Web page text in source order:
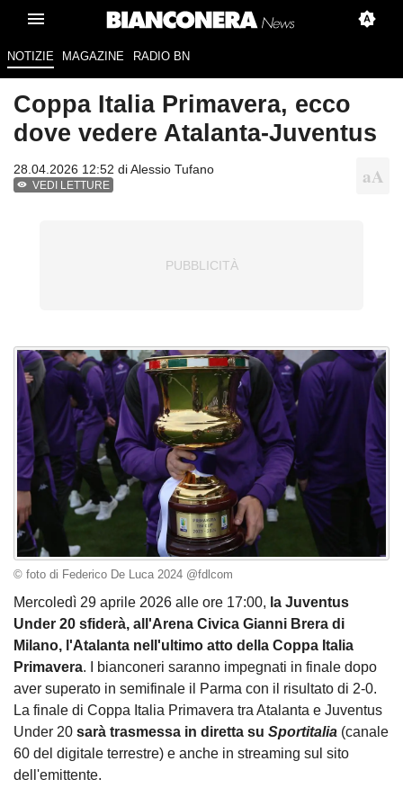
NOTIZIE MAGAZINE RADIO BN
Coppa Italia Primavera, ecco
dove vedere Atalanta-Juventus
28.04.2026 12:52 diAlessio Tufano
VEDI LETTURE
© foto di Federico De Luca 2024 @fdlcom
Mercoledì 29 aprile 2026 alle ore 17:00, la Juventus
Under 20 sfiderà, all'Arena Civica Gianni Brera di
Milano, l'Atalanta nell'ultimo atto della Coppa Italia
Primavera. I bianconeri saranno impegnati in finale dopo
aver superato in semifinale il Parma con il risultato di 2-0.
La finale di Coppa Italia Primavera tra Atalanta e Juventus
Under 20 sarà trasmessa in diretta su Sportitalia (canale
60 del digitale terrestre) e anche in streaming sul sito
dell'emittente.